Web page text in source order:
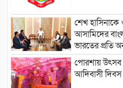
শেখ হাসিনাকে
আসামিদের
ভারতের প্রতি
পোরশায় উৎসব
আদিবাসী